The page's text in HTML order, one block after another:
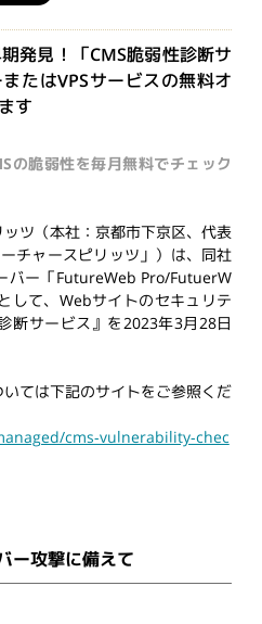
発見！「CMS脆弱性診断サ
たはVPSサービスの無料オ
す
の脆弱性を毎月無料でチェック
ツ（本社：京都市下京区、代表
チャースピリッツ」）は、同社
バー「FutureWeb Pro/FutuerW
して、Webサイトのセキュリテ
断サービス』を2023年3月28日
ては下記のサイトをご参照くだ
cms-vulnerability-chec
ー攻撃に備えて